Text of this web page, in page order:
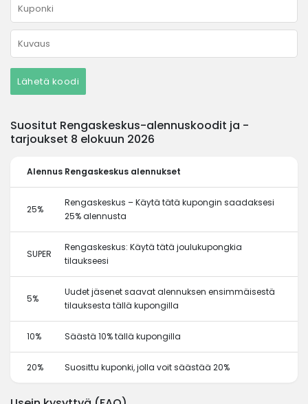
Lähetä koodi
Suositut Rengaskeskus-alennuskoodit ja -
tarjoukset 8 elokuun 2026
Alennus Rengaskeskus alennukset
25%
Rengaskeskus – Käytä tätä kupongin saadaksesi
25% alennusta
SUPER
Rengaskeskus: Käytä tätä joulukupongkia
tilaukseesi
5%
Uudet jäsenet saavat alennuksen ensimmäisestä
tilauksesta tällä kupongilla
10% Säästä 10% tällä kupongilla
20% Suosittu kuponki, jolla voit säästää 20%